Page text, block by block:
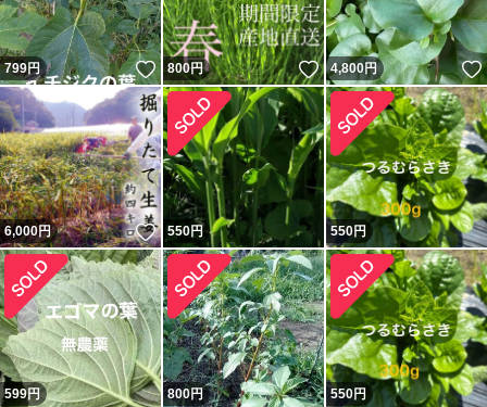
799円 いいね！
800円 いいね！
4,800円
6,000円 いいね！
550円 550円
599円 800円 550円